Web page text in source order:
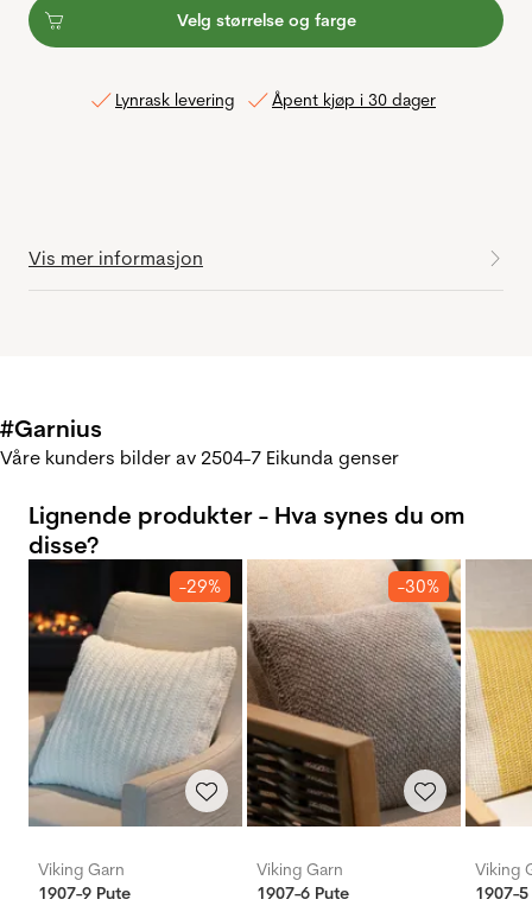
Velg størrelse og farge
Lynrask levering Åpent kjøp i 30 dager
Vis mer informasjon
#Garnius
Våre kunders bilder av 2504-7 Eikunda genser
Lignende produkter - Hva synes du om
disse?
-29%
Viking Garn
1907-9 Pute
-30%
Viking Garn
1907-6 Pute
Viking
1907-